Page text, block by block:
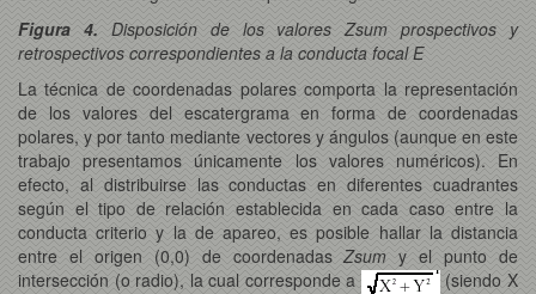
Figura 4. Disposición de los valores Zsum prospectivos y
retrospectivos correspondientes a la conducta focal E
La técnica de coordenadas polares comporta la representación
de los valores del escatergrama en forma de coordenadas
polares, y por tanto mediante vectores y ángulos (aunque en este
trabajo presentamos únicamente los valores numéricos). En
efecto, al distribuirse las conductas en diferentes cuadrantes
según el tipo de relación establecida en cada caso entre la
conducta criterio y la de apareo, es posible hallar la distancia
entre el origen (0,0) de coordenadasZsum y el punto de
intersección (o radio), la cual corresponde a
(siendo X